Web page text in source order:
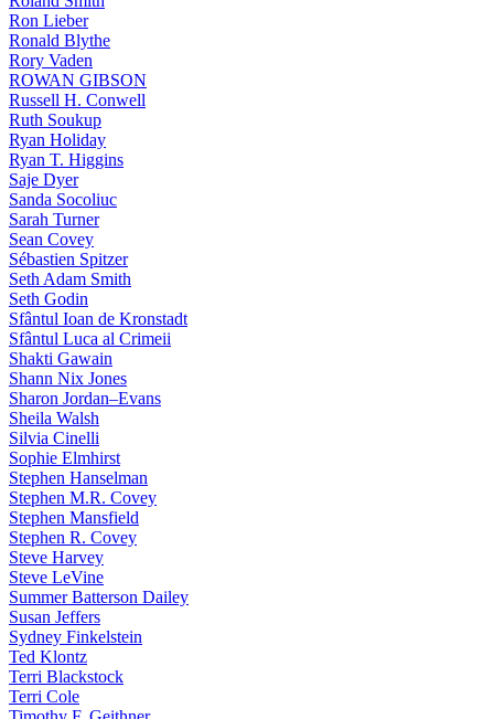
Ron Lieber
Ronald Blythe
Rory Vaden
ROWAN GIBSON
Russell H. Conwell
Ruth Soukup
Ryan Holiday
Ryan T. Higgins
Saje Dyer
Sanda Socoliuc
Sarah Turner
Sean Covey
Sébastien Spitzer
Seth Adam Smith
Seth Godin
Sfântul Ioan de Kronstadt
Sfântul Luca al Crimeii
Shakti Gawain
Shann Nix Jones
Sharon Jordan–Evans
Sheila Walsh
Silvia Cinelli
Sophie Elmhirst
Stephen Hanselman
Stephen M.R. Covey
Stephen Mansfield
Stephen R. Covey
Steve Harvey
Steve LeVine
Summer Batterson Dailey
Susan Jeffers
Sydney Finkelstein
Ted Klontz
Terri Blackstock
Terri Cole